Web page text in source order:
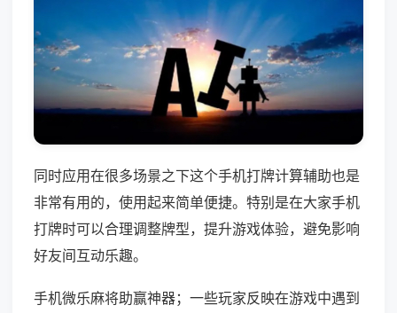
同时应用在很多场景之下这个手机打牌计算辅助也是
非常有用的，使用起来简单便捷。特别是在大家手机
打牌时可以合理调整牌型，提升游戏体验，避免影响
好友间互动乐趣。
手机微乐麻将助赢神器；一些玩家反映在游戏中遇到